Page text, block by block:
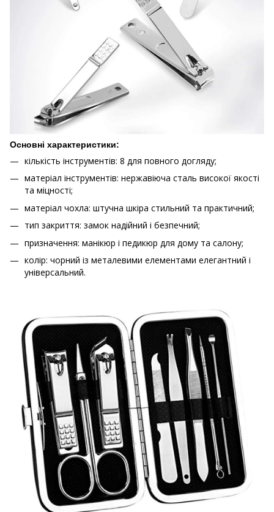
Основні характеристики:
кількість інструментів: 8 для повного догляду;
матеріал інструментів: нержавіюча сталь високої якості
та міцності;
матеріал чохла: штучна шкіра стильний та практичний;
тип закриття: замок надійний і безпечний;
призначення: манікюр і педикюр для дому та салону;
колір: чорний із металевими елементами елегантний і
універсальний.